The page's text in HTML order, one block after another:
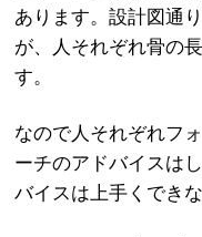
あります。設計図通
が、人それぞれ骨の
す。
なので人それぞれフ
ーチのアドバイスは
バイスは上手くでき